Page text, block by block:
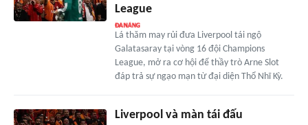
League
Lá thăm may rủi đưa Liverpool tái ngộ
Galatasaray tại vòng 16 đội Champions
League, mở ra cơ hội để thầy trò Arne Slot
đáp trả sự ngạo mạn từ đại diện Thổ Nhĩ Kỳ.
Liverpool và màn tái đấu